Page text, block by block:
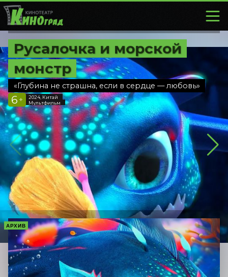
Русалочка и морской
монстр
«Глубина не страшна, если в сердце — любовь»
6 +
2024, Китай
Мультфильм
АРХИВ